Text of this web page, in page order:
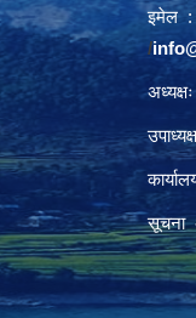
इमेल :
/
सूचना